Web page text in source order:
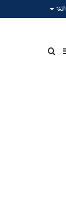
اللغة
بحثإضافة